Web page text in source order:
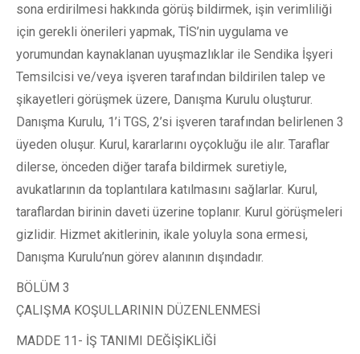
sona erdirilmesi hakkında görüş bildirmek, işin verimliliği
için gerekli önerileri yapmak, TİS’nin uygulama ve
yorumundan kaynaklanan uyuşmazlıklar ile Sendika İşyeri
Temsilcisi ve/veya işveren tarafından bildirilen talep ve
şikayetleri görüşmek üzere, Danışma Kurulu oluşturur.
Danışma Kurulu, 1’i TGS, 2’si işveren tarafından belirlenen 3
üyeden oluşur. Kurul, kararlarını oyçokluğu ile alır. Taraflar
dilerse, önceden diğer tarafa bildirmek suretiyle,
avukatlarının da toplantılara katılmasını sağlarlar. Kurul,
taraflardan birinin daveti üzerine toplanır. Kurul görüşmeleri
gizlidir. Hizmet akitlerinin, ikale yoluyla sona ermesi,
Danışma Kurulu’nun görev alanının dışındadır.
BÖLÜM 3
ÇALIŞMA KOŞULLARININ DÜZENLENMESİ
MADDE 11- İŞ TANIMI DEĞİŞİKLİĞİ